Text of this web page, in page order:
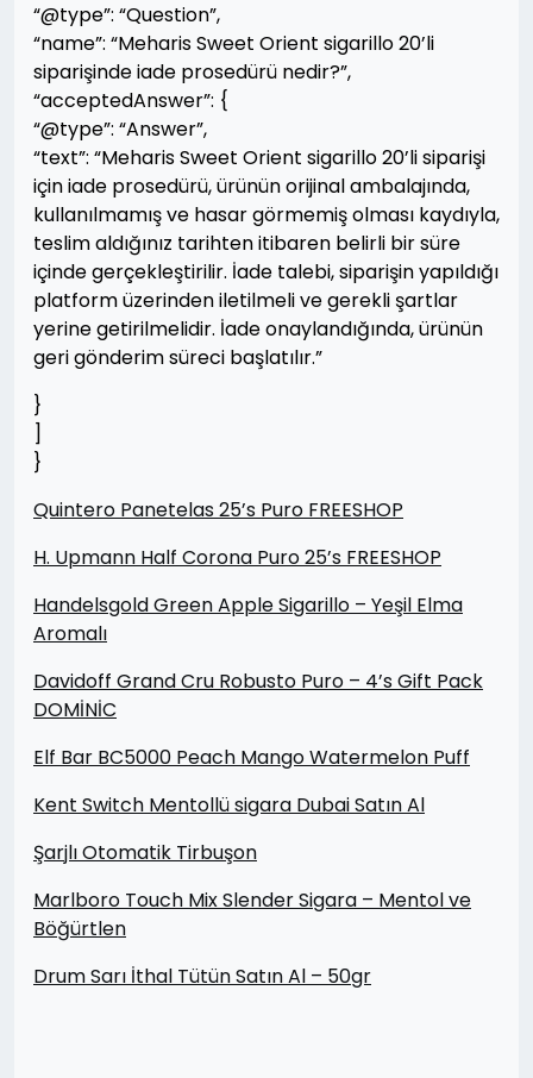
“@type”: “Question”,
“name”: “Meharis Sweet Orient sigarillo 20’li
siparişinde iade prosedürü nedir?”,
“acceptedAnswer”: {
“@type”: “Answer”,
“text”: “Meharis Sweet Orient sigarillo 20’li siparişi
için iade prosedürü, ürünün orijinal ambalajında,
kullanılmamış ve hasar görmemiş olması kaydıyla,
teslim aldığınız tarihten itibaren belirli bir süre
içinde gerçekleştirilir. İade talebi, siparişin yapıldığı
platform üzerinden iletilmeli ve gerekli şartlar
yerine getirilmelidir. İade onaylandığında, ürünün
geri gönderim süreci başlatılır.”
}
]
}
Quintero Panetelas 25’s Puro FREESHOP
H. Upmann Half Corona Puro 25’s FREESHOP
Handelsgold Green Apple Sigarillo – Yeşil Elma
Aromalı
Davidoff Grand Cru Robusto Puro – 4’s Gift Pack
DOMİNİC
Elf Bar BC5000 Peach Mango Watermelon Puff
Kent Switch Mentollü sigara Dubai Satın Al
Şarjlı Otomatik Tirbuşon
Marlboro Touch Mix Slender Sigara – Mentol ve
Böğürtlen
Drum Sarı İthal Tütün Satın Al – 50gr